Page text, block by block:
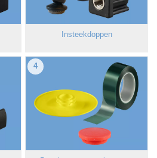
Insteekdoppen
4